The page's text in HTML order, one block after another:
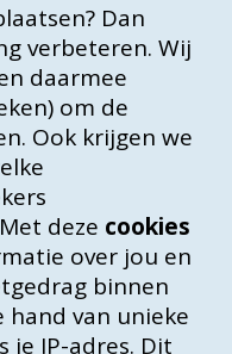
Dan
verbeteren. Wij
daarmee
om de
Ook krijgen we
deze cookies
over jou en
binnen
hand van unieke
je IP-adres. Dit